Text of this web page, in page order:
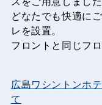
どなたでも快適に
レを設置。
フロントと同じフ
広島ワシントンホ
て